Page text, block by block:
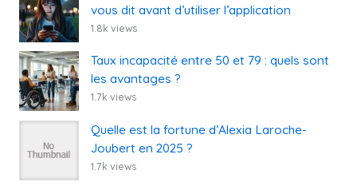
vous dit avant d’utiliser l’application
1.8k views
Taux incapacité entre 50 et 79 : quels sont
les avantages ?
1.7k views
Quelle est la fortune d’Alexia Laroche-
Joubert en 2025 ?
1.7k views